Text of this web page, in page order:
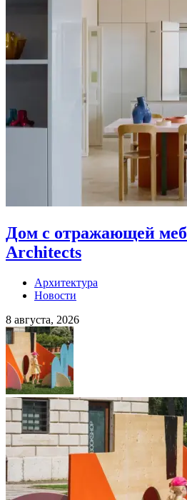
Дом с отражающей
Architects
Архитектура
Новости
8 августа, 2026